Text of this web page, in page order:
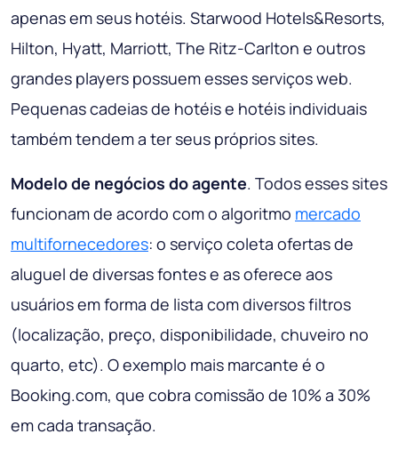
apenas em seus hotéis. Starwood Hotels&Resorts,
Hilton, Hyatt, Marriott, The Ritz-Carlton e outros
grandes players possuem esses serviços web.
Pequenas cadeias de hotéis e hotéis individuais
também tendem a ter seus próprios sites.
Modelo de negócios do agente. Todos esses sites
funcionam de acordo com o algoritmo mercado
multifornecedores: o serviço coleta ofertas de
aluguel de diversas fontes e as oferece aos
usuários em forma de lista com diversos filtros
(localização, preço, disponibilidade, chuveiro no
quarto, etc). O exemplo mais marcante é o
Booking.com, que cobra comissão de 10% a 30%
em cada transação.